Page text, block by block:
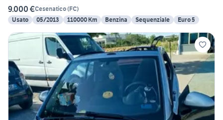
9.000 €Cesenatico(FC)
Usato
05/2013 110000 Km Benzina Sequenziale Euro 5